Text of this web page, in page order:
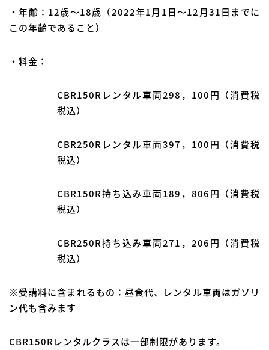
・年齢：12歳～18歳（2022年1月1日～12月31日までに
この年齢であること）
・料金：
CBR150Rレンタル車両298，100円（消費税
税込）
CBR250Rレンタル車両397，100円（消費税
税込）
CBR150R持ち込み車両189，806円（消費税
税込）
CBR250R持ち込み車両271，206円（消費税
税込）
※受講料に含まれるもの：昼食代、レンタル車両はガソリ
ン代も含みます
CBR150Rレンタルクラスは一部制限があります。